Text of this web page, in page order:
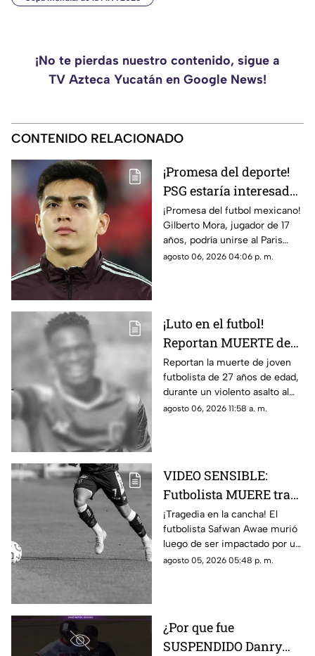
¡No te pierdas nuestro contenido, sigue a
TV Azteca Yucatán en Google News!
CONTENIDO RELACIONADO
¡Promesa del deporte!
PSG estaría interesado
en Gilberto Mora meses
antes de cumplir 18
años
¡Promesa del futbol mexicano!
Gilberto Mora, jugador de 17
años, podría unirse al Paris
Saint-Germain. Conoce los
agosto 06, 2026 04:06 p. m.
¡Luto en el futbol!
Reportan MUERTE de
famoso FUTBOLISTA a
los 27 años durante
ASALTO; esto se sabe
Reportan la muerte de joven
futbolista de 27 años de edad,
durante un violento asalto al
que se resistió, te damos los
agosto 06, 2026 11:58 a. m.
VIDEO SENSIBLE:
Futbolista MUERE tras
ser impactado por un
rayo en pleno partido;
así ocurrió
¡Tragedia en la cancha! El
futbolista Safwan Awae murió
luego de ser impactado por un
rayo. Conoce los detalles.
agosto 05, 2026 05:48 p. m.
¿Por que fue
SUSPENDIDO Danry